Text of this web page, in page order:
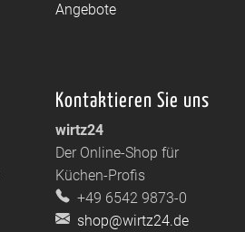
Angebote
Kontaktieren Sie uns
wirtz24
Der Online-Shop für
Küchen-Profis
+49 6542 9873-0
shop@wirtz24.de